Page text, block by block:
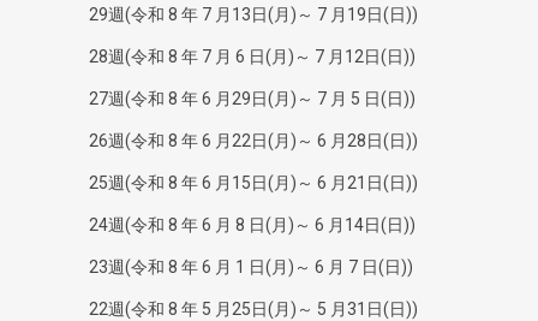
29週(令和 8 年 7 月13日(月)～ 7 月19日(日))
28週(令和 8 年 7 月 6 日(月)～ 7 月12日(日))
27週(令和 8 年 6 月29日(月)～ 7 月 5 日(日))
26週(令和 8 年 6 月22日(月)～ 6 月28日(日))
25週(令和 8 年 6 月15日(月)～ 6 月21日(日))
24週(令和 8 年 6 月 8 日(月)～ 6 月14日(日))
23週(令和 8 年 6 月 1 日(月)～ 6 月 7 日(日))
22週(令和 8 年 5 月25日(月)～ 5 月31日(日))